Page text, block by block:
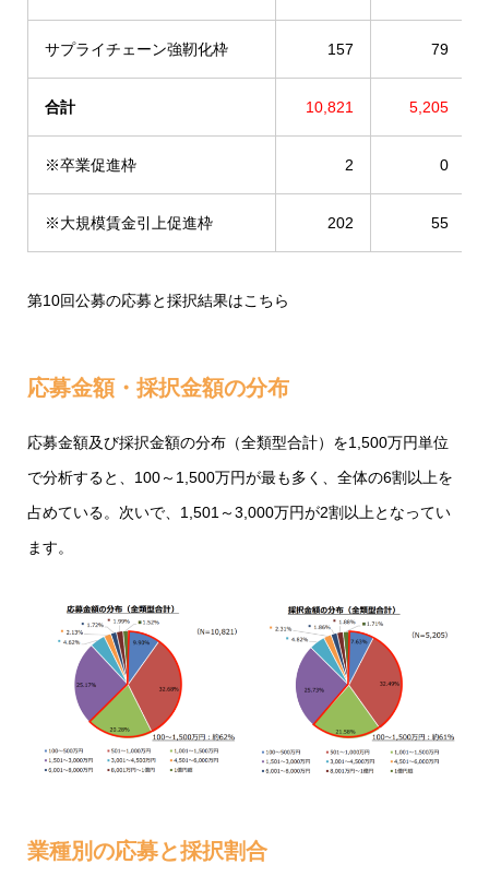
サプライチェーン強靭化枠 157 79
合計 10,821 5,205
※卒業促進枠 2 0
※大規模賃金引上促進枠 202 55
第10回公募の応募と採択結果はこちら
応募金額・採択金額の分布
応募金額及び採択金額の分布（全類型合計）を1,500万円単位
で分析すると、100～1,500万円が最も多く、全体の6割以上を
占めている。次いで、1,501～3,000万円が2割以上となってい
ます。
業種別の応募と採択割合